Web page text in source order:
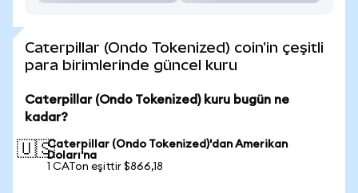
Caterpillar (Ondo Tokenized) coin'in çeşitli
para birimlerinde güncel kuru
Caterpillar (Ondo Tokenized) kuru bugün ne
kadar?
🇺🇸Caterpillar (Ondo Tokenized)'dan Amerikan
Doları'na
1 CATon eşittir $866,18